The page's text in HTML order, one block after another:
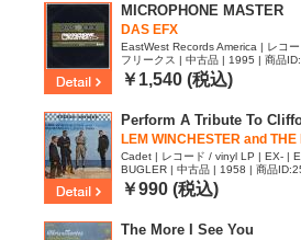
MICROPHONE MASTER
DAS EFX
EastWest Records America | レコ
X | -
フリークス | 中古品 | 1995 | 商品
￥1,540 (税込)
Perform A Tribute To
LEM WINCHESTER and THE
Cadet | レコード / vinyl LP | EX- |
BUGLER | 中古品 | 1958 | 商品
￥990 (税込)
The More I See You